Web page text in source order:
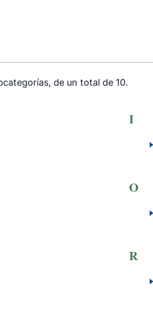
de un total de 10.
I
O
R